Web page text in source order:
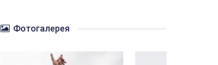
Фотогалерея